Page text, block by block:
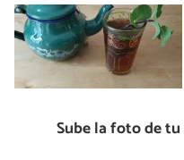
Sube la foto de tu